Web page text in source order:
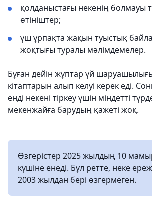
қолданыстағы некенің болмауы
өтініштер;
үш ұрпақта жақын туыстық
жоқтығы туралы мәлімдемелер.
Бұған дейін жұптар үй
кітаптарын алып келуі керек еді.
енді некені тіркеу үшін міндетті
мекенжайға барудың қажеті жоқ.
Өзгерістер 2025 жылдың 10
күшіне енеді. Бұл ретте, неке
2003 жылдан бері өзгермеген.